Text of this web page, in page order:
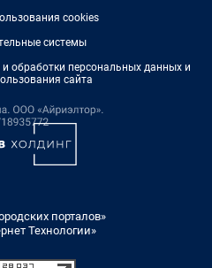
cookies
системы
обработки персональных данных и
сайта
порталов»
Технологии»